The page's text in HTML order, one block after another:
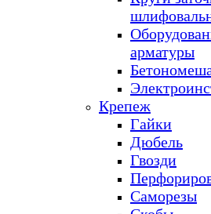
арматуры
Крепеж
Гайки
Дюбель
Гвозди
Саморезы